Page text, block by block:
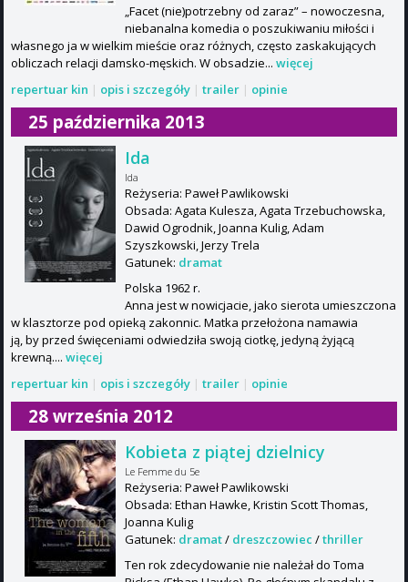
„Facet (nie)potrzebny od zaraz” – nowoczesna,
niebanalna komedia o poszukiwaniu miłości i
własnego ja w wielkim mieście oraz różnych, często zaskakujących
obliczach relacji damsko-męskich. W obsadzie... więcej
repertuar kin | opis i szczegóły | trailer | opinie
25 października 2013
Ida
Ida
Reżyseria: Paweł Pawlikowski
Obsada: Agata Kulesza, Agata Trzebuchowska,
Dawid Ogrodnik, Joanna Kulig, Adam
Szyszkowski, Jerzy Trela
Gatunek: dramat
Polska 1962 r.
Anna jest w nowicjacie, jako sierota umieszczona
w klasztorze pod opieką zakonnic. Matka przełożona namawia
ją, by przed święceniami odwiedziła swoją ciotkę, jedyną żyjącą
krewną.... więcej
repertuar kin | opis i szczegóły | trailer | opinie
28 września 2012
Kobieta z piątej dzielnicy
Le Femme du 5e
Reżyseria: Paweł Pawlikowski
Obsada: Ethan Hawke, Kristin Scott Thomas,
Joanna Kulig
Gatunek: dramat/ dreszczowiec /thriller
Ten rok zdecydowanie nie należał do Toma